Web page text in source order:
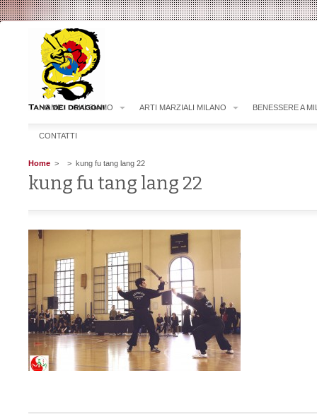
HOME CHI SIAMO ARTI MARZIALI MILANO BENESSERE A
CONTATTI
Home > > kung fu tang lang 22
kung fu tang lang 22